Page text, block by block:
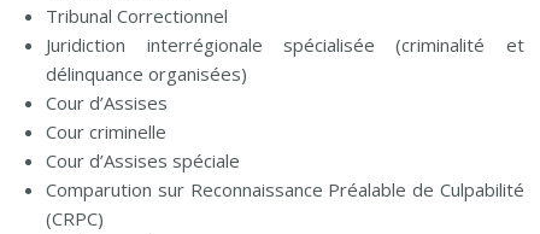
Tribunal Correctionnel
Juridiction interrégionale spécialisée (criminalité et
délinquance organisées)
Cour d’Assises
Cour criminelle
Cour d’Assises spéciale
Comparution sur Reconnaissance Préalable de Culpabilité
(CRPC)